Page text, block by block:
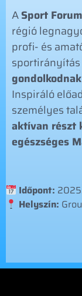
ASport
régió
profi- és
sportirányítás
Inspiráló
személyes
aktívan részt
egészséges
Időpont:
Helyszín: